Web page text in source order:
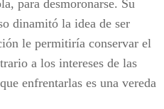
para desmoronarse. Su
dinamitó la idea de ser
le permitiría conservar el
a los intereses de las
enfrentarlas es una vereda